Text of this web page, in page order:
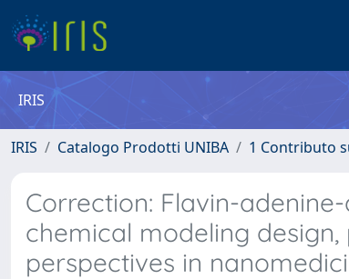
IRIS
IRIS Catalogo Prodotti UNIBA 1 Contributo
Correction: Flavin-
chemical modeling
perspectives in